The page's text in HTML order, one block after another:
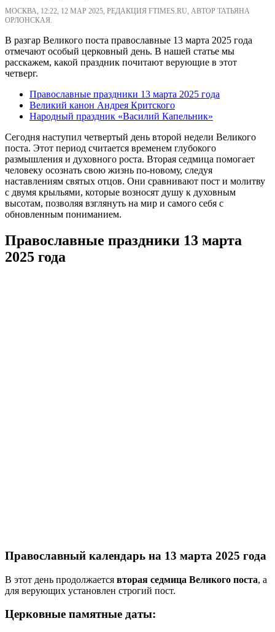
МОСКВА, 12:22, 12 МАР 2025, РЕДАКЦИЯ FTIMES.RU, АВТОР ТАТЬЯНА
ОРЛОНСКАЯ.
В разгар Великого поста православные 13 марта 2025 года
отмечают особый церковный день. В нашей статье мы
расскажем, какой праздник почитают верующие в этот
четверг.
Православные праздники 13 марта 2025 года
Великий канон Андрея Критского
Народный праздник «Василий Капельник»
Сегодня наступил четвертый день второй недели Великого
поста. Этот период считается временем глубокого
размышления и духовного роста. Вторая седмица помогает
человеку осознать свою жизнь по-новому, следуя
наставлениям святых отцов. Они сравнивают пост и молитву
с двумя крыльями, которые возносят душу к духовным
высотам, позволяя взглянуть на мир и самого себя с
обновленным пониманием.
Православные праздники 13 марта
2025 года
Православный календарь на 13 марта 2025 года
В этот день продолжается вторая седмица Великого поста, а
для верующих установлен строгий пост.
Церковные памятные даты: